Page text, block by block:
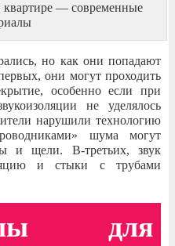
— современные
но как они попадают
они могут проходить
особенно если при
не уделялось
нарушили технологию
шума могут
и щели. В-третьих, звук
и стыки с трубами
для